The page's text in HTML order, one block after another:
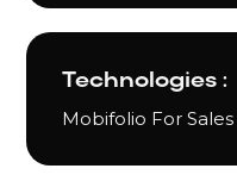
Technologies :
Mobifolio For